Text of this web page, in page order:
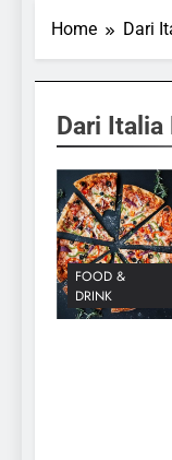
Home Dari
Dari Italia
FOOD &
DRINK